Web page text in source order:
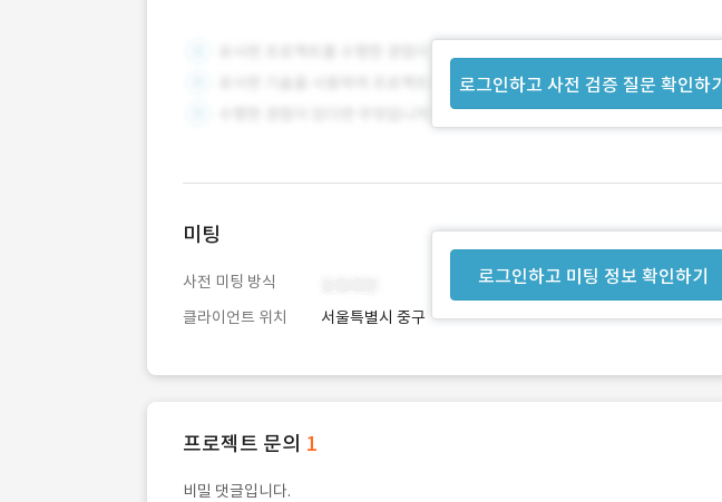
로그인하고 사전 검증 질문 확인하기
로그인하고 미팅 정보 확인하기
미팅
사전 미팅 방식
클라이언트 위치
서울특별시 중구
프로젝트 문의 1
비밀 댓글입니다.